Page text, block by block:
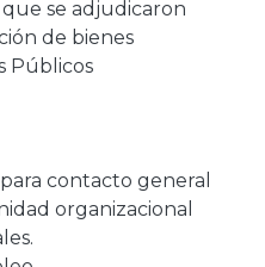
se adjudicaron
de bienes
Públicos
contacto general
organizacional